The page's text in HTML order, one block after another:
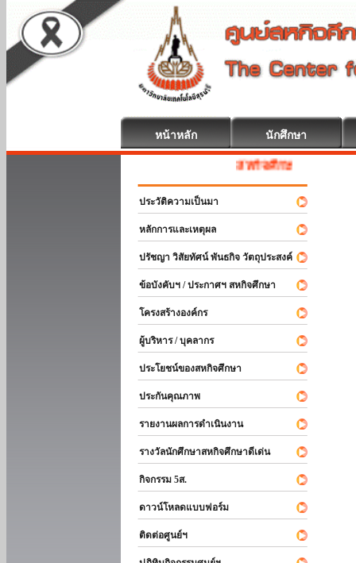
หน้าหลัก นักศึกษา
สหกิจศึกษา ยินดีต้อนรับ
ประวัติความเป็นมา
หลักการและเหตุผล
ปรัชญา วิสัยทัศน์ พันธกิจ วัตถุประสงค์
ข้อบังคับฯ / ประกาศฯ สหกิจศึกษา
โครงสร้างองค์กร
ผู้บริหาร / บุคลากร
ประโยชน์ของสหกิจศึกษา
ประกันคุณภาพ
รายงานผลการดำเนินงาน
รางวัลนักศึกษาสหกิจศึกษาดีเด่น
กิจกรรม 5ส.
ดาวน์โหลดแบบฟอร์ม
ติดต่อศูนย์ฯ